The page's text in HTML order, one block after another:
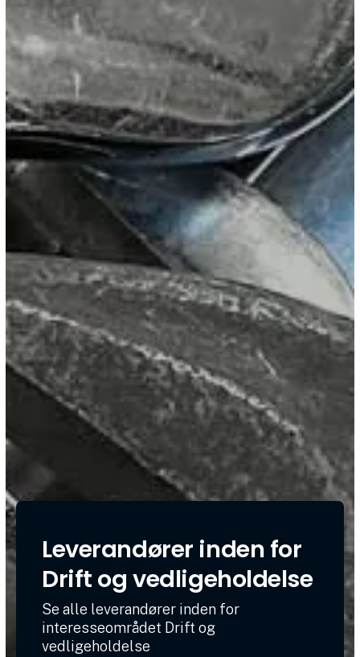
Leverandører inden for
Drift og vedligeholdelse
Se alle leverandører inden for
interesseområdet Drift og
vedligeholdelse